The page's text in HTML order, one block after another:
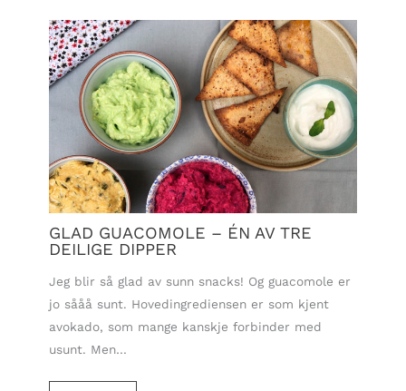
GLAD GUACOMOLE – ÉN AV TRE
DEILIGE DIPPER
Jeg blir så glad av sunn snacks! Og guacomole er
jo sååå sunt. Hovedingrediensen er som kjent
avokado, som mange kanskje forbinder med
usunt. Men…